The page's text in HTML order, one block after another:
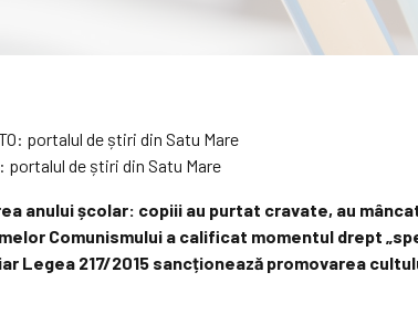
de știri din Satu Mare
anului școlar: copiii au purtat cravate, au
Comunismului a calificat momentul drept
Legea 217/2015 sancționează promovarea